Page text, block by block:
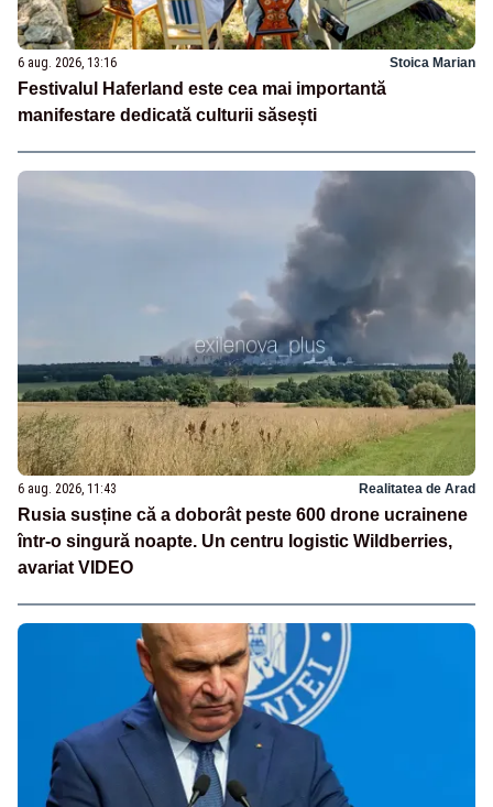
6 aug. 2026, 13:16 Stoica Marian
Festivalul Haferland este cea mai importantă
manifestare dedicată culturii săsești
6 aug. 2026, 11:43 Realitatea de Arad
Rusia susține că a doborât peste 600 drone ucrainene
într-o singură noapte. Un centru logistic Wildberries,
avariat VIDEO